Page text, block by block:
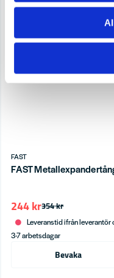
FAST
FAST
354 kr
244 kr
Leveranstid ifrån leverantör
3-7 arbetsdagar
Bevaka